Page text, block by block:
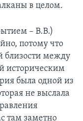
в целом.
– В.В.)
потому что
близости между
историческим
была одной из
не выслала
там заметно